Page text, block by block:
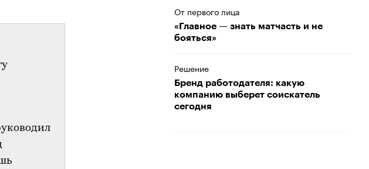
От первого лица
«Главное — знать матчасть и не
бояться»
Решение
Бренд работодателя: какую
компанию выберет соискатель
сегодня